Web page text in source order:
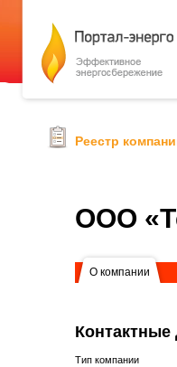
Реестр
ООО
О компании
Тип компании